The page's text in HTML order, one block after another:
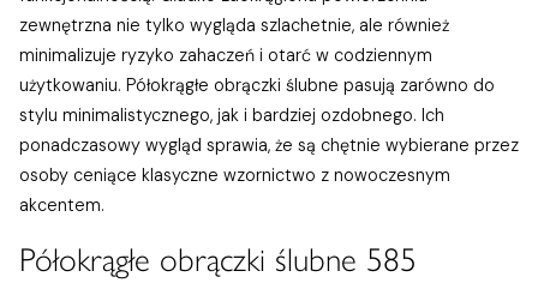
zewnętrzna nie tylko wygląda szlachetnie, ale również
minimalizuje ryzyko zahaczeń i otarć w codziennym
użytkowaniu. Półokrągłe obrączki ślubne pasują zarówno do
stylu minimalistycznego, jak i bardziej ozdobnego. Ich
ponadczasowy wygląd sprawia, że są chętnie wybierane przez
osoby ceniące klasyczne wzornictwo z nowoczesnym
akcentem.
Półokrągłe obrączki ślubne 585